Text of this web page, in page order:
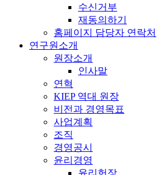
수신거부
재동의하기
홈페이지 담당자 연락처
연구원소개
원장소개
인사말
연혁
KIEP 역대 원장
비전과 경영목표
사업계획
조직
경영공시
윤리경영
윤리헌장